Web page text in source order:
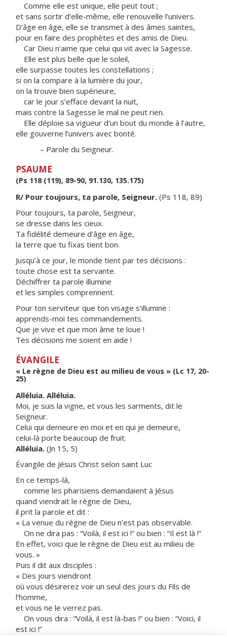
Comme elle est unique, elle peut tout ;
et sans sortir d’elle-même, elle renouvelle l’univers.
D’âge en âge, elle se transmet à des âmes saintes,
pour en faire des prophètes et des amis de Dieu.
Car Dieu n’aime que celui qui vit avec la Sagesse.
Elle est plus belle que le soleil,
elle surpasse toutes les constellations ;
si on la compare à la lumière du jour,
on la trouve bien supérieure,
car le jour s’efface devant la nuit,
mais contre la Sagesse le mal ne peut rien.
Elle déploie sa vigueur d’un bout du monde à l’autre,
elle gouverne l’univers avec bonté.
– Parole du Seigneur.
PSAUME
(Ps 118 (119), 89-90, 91.130, 135.175)
R/ Pour toujours, ta parole, Seigneur. (Ps 118, 89)
Pour toujours, ta parole, Seigneur,
se dresse dans les cieux.
Ta fidélité demeure d’âge en âge,
la terre que tu fixas tient bon.
Jusqu’à ce jour, le monde tient par tes décisions :
toute chose est ta servante.
Déchiffrer ta parole illumine
et les simples comprennent.
Pour ton serviteur que ton visage s’illumine :
apprends-moi tes commandements.
Que je vive et que mon âme te loue !
Tes décisions me soient en aide !
ÉVANGILE
« Le règne de Dieu est au milieu de vous » (Lc 17, 20-
25)
Alléluia. Alléluia.
Moi, je suis la vigne, et vous les sarments, dit le
Seigneur.
Celui qui demeure en moi et en qui je demeure,
celui-là porte beaucoup de fruit.
Alléluia. (Jn 15, 5)
Évangile de Jésus Christ selon saint Luc
En ce temps-là,
comme les pharisiens demandaient à Jésus
quand viendrait le règne de Dieu,
il prit la parole et dit :
« La venue du règne de Dieu n’est pas observable.
On ne dira pas : “Voilà, il est ici !” ou bien : “Il est là !”
En effet, voici que le règne de Dieu est au milieu de
vous. »
Puis il dit aux disciples :
« Des jours viendront
où vous désirerez voir un seul des jours du Fils de
l’homme,
et vous ne le verrez pas.
On vous dira : “Voilà, il est là-bas !” ou bien : “Voici, il
est ici !”